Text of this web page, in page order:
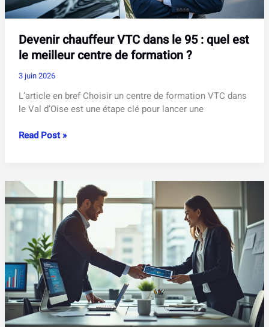
Devenir chauffeur VTC dans le 95 : quel est
le meilleur centre de formation ?
3 juin 2026
L’article en bref Choisir un centre de formation VTC dans
le Val d’Oise est une étape clé pour lancer une
Devenir
le
95
quel
est
le
meilleur
centre
de
formation
?
Read Post »